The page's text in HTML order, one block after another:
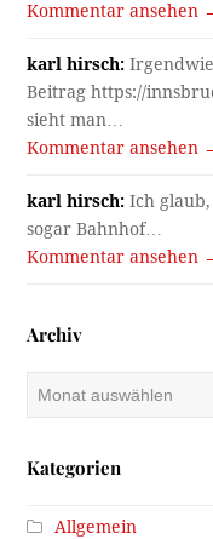
Kommentar ansehen
karl hirsch:
Beitrag https://
sieht man…
Kommentar ansehen
karl hirsch: Ich
sogar Bahnhof…
Kommentar ansehen
Archiv
Archiv
Kategorien
Allgemein